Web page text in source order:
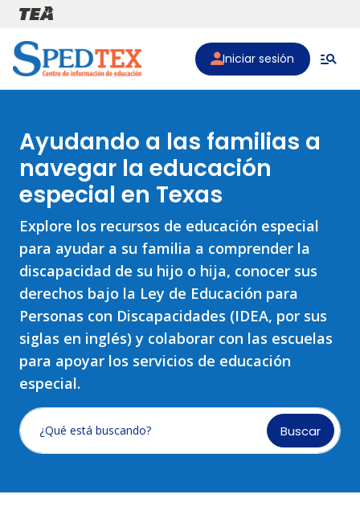
Pasar al contenido principal
Iniciar sesión
Ayudando a las familias a
navegar la educación
especial en Texas
Explore los recursos de educación especial
para ayudar a su familia a comprender la
discapacidad de su hijo o hija, conocer sus
derechos bajo la Ley de Educación para
Personas con Discapacidades (IDEA, por sus
siglas en inglés) y colaborar con las escuelas
para apoyar los servicios de educación
especial.
¿Qué está buscando? Buscar